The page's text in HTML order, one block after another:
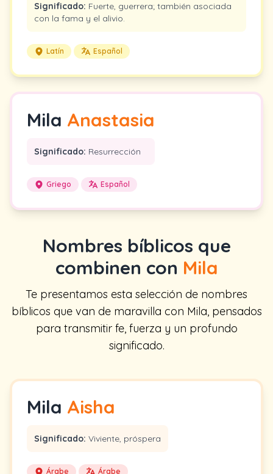
Significado: Fuerte, guerrera; también asociada
con la fama y el alivio.
Latín Español
Mila Anastasia
Significado: Resurrección
Griego Español
Nombres bíblicos que
combinen con Mila
Te presentamos esta selección de nombres
bíblicos que van de maravilla con Mila, pensados
para transmitir fe, fuerza y un profundo
significado.
Mila Aisha
Significado: Viviente, próspera
Árabe Árabe